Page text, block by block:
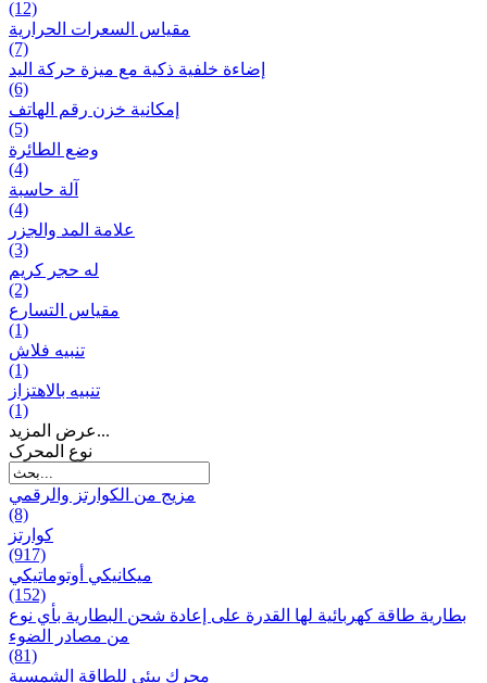
(12)
مقیاس السعرات الحرارية
(7)
إضاءة خلفية ذكية مع ميزة حرکة اليد
(6)
إمكانية خزن رقم الهاتف
(5)
وضع الطائرة
(4)
آلة حاسبة
(4)
علامة المد والجزر
(3)
له حجر كريم
(2)
مقياس التسارع
(1)
تنبيه فلاش
(1)
تنبيه بالاهتزاز
(1)
عرض المزيد...
نوع المحرک
مزيج من الكوارتز والرقمي
(8)
كوارتز
(917)
ميكانيكي أوتوماتيكي
(152)
بطارية طاقة كهربائية لها القدرة على إعادة شحن البطارية بأي نوع
من مصادر الضوء
(81)
محرك بيئي للطاقة الشمسية